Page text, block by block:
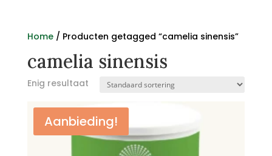
Home/ Producten getagged “camelia sinensis”
camelia sinensis
Enig resultaat
Aanbieding!